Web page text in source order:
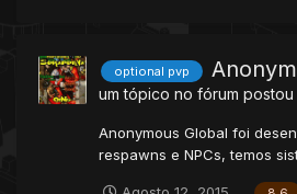
optional pvp
um tópico no fórum postou
Anonymous Global foi
respawns e NPCs, temos